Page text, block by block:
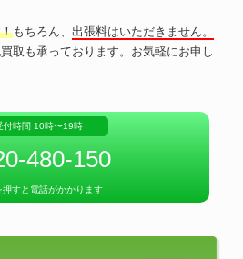
もちろん、 出張料はいただきません。
取も承っております。お気軽にお申し
付時間 10時〜19時
480-150
押すと電話がかかります